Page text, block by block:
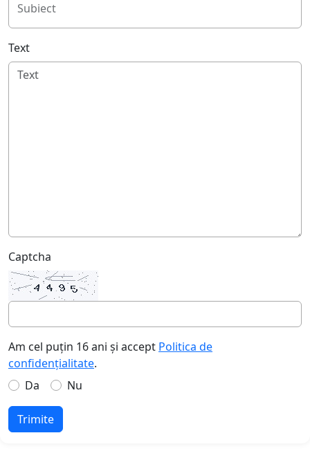
Subiect
Text
Captcha
Am cel puțin 16 ani și accept Politica de
confidențialitate.
Da
Nu
Trimite